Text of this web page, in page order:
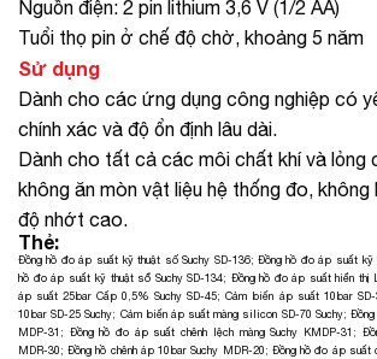
Nguồn điện: 2 pin lithium 3,6 V (1/2 AA)
Tuổi thọ pin ở chế độ chờ, khoảng 5 năm
Sử dụng
Dành cho các ứng dụng công nghiệp có
chính xác và độ ổn định lâu dài.
Dành cho tất cả các môi chất khí và lỏng
không ăn mòn vật liệu hệ thống đo,
độ nhớt cao.
Thẻ:
Đồng hồ đo áp suất kỹ thuật số Suchy SD-136;Đồng hồ đo áp suất kỹ
hồ đo áp suất kỹ thuật sổ Suchy SD-134; Đồng hồ đo áp suất hiển thị
áp suất 25bar Cấp 0,5% Suchy SD-45;Cảm biến áp suất 10bar SD-
10bar SD-25 Suchy; Cảm biến áp suất màng silicon SD-70 Suchy; Đồng
MDP-31 ; Đồng hồ đo áp suất chênh lệch màng Suchy KMDP-31 ;
MDR-30;Đồng hồ chênh áp 10bar Suchy MDR-20; Đồng hồ đo áp suất